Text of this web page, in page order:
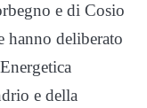
e di Cosio
hanno deliberato
e della